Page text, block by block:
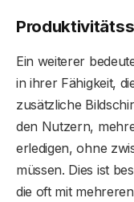
Ein weiterer
in ihrer Fähigkeit,
zusätzliche
den Nutzern,
erledigen, ohne
müssen. Dies ist
die oft mit